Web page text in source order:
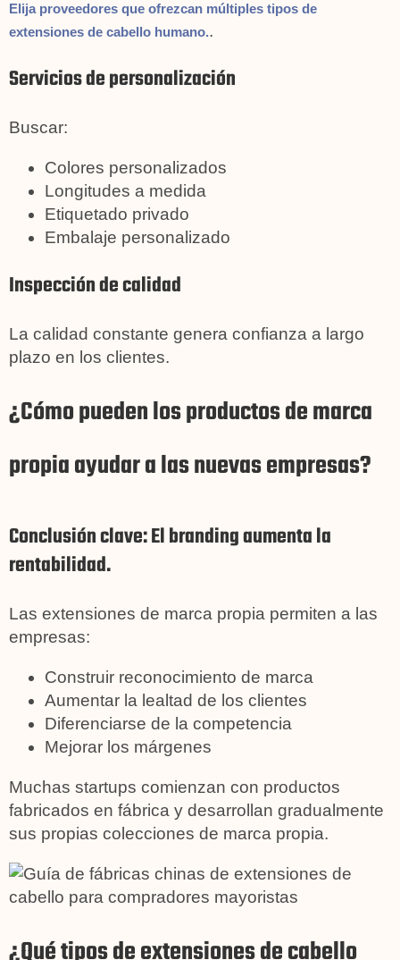
Elija proveedores que ofrezcan múltiples tipos de
extensiones de cabello humano..
Servicios de personalización
Buscar:
Colores personalizados
Longitudes a medida
Etiquetado privado
Embalaje personalizado
Inspección de calidad
La calidad constante genera confianza a largo
plazo en los clientes.
¿Cómo pueden los productos de marca
propia ayudar a las nuevas empresas?
Conclusión clave: El branding aumenta la
rentabilidad.
Las extensiones de marca propia permiten a las
empresas:
Construir reconocimiento de marca
Aumentar la lealtad de los clientes
Diferenciarse de la competencia
Mejorar los márgenes
Muchas startups comienzan con productos
fabricados en fábrica y desarrollan gradualmente
sus propias colecciones de marca propia.